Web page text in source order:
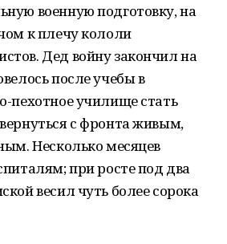
военную подготовку, на
к плечу кололи
Дед войну закончил на
после учебы в
пехотное училище стать
с фронта живым,
Несколько месяцев
при росте под два
весил чуть более сорока